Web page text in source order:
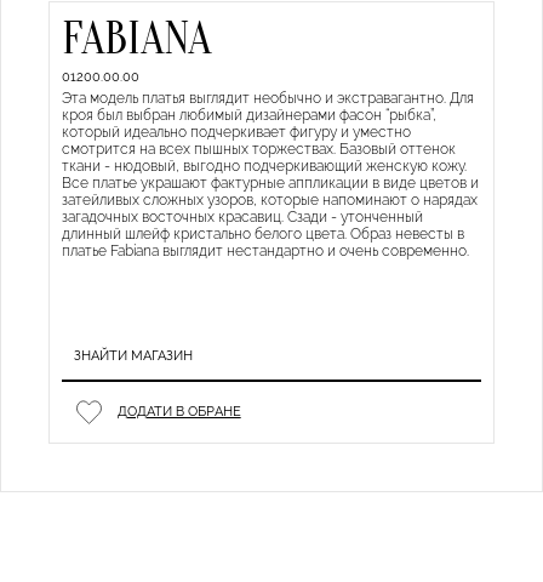
FABIANA
01200.00.00
Эта модель платья выглядит необычно и экстравагантно. Для
кроя был выбран любимый дизайнерами фасон “рыбка”,
который идеально подчеркивает фигуру и уместно
смотрится на всех пышных торжествах. Базовый оттенок
ткани - нюдовый, выгодно подчеркивающий женскую кожу.
Все платье украшают фактурные аппликации в виде цветов и
затейливых сложных узоров, которые напоминают о нарядах
загадочных восточных красавиц. Сзади - утонченный
длинный шлейф кристально белого цвета. Образ невесты в
платье Fabiana выглядит нестандартно и очень современно.
ЗНАЙТИ МАГАЗИН
ДОДАТИ В ОБРАНЕ